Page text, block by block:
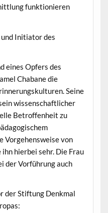
funktionieren
Initiator des
eines Opfers des
Chabane die
Seine
wissenschaftlicher
Betroffenheit zu
Vorgehensweise von
hierbei sehr. Die Frau
der Vorführung auch
der Stiftung Denkmal